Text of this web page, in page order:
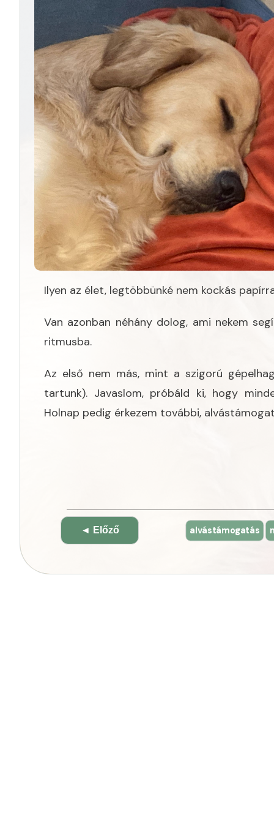
Ilyen az élet, legtöbbünké nem kockás
Van azonban néhány dolog, ami nekem
ritmusba.
Az első nem más, mint a szigorú
tartunk). Javaslom, próbáld ki, hogy
Holnap pedig érkezem további,
Bejegyzés
navigáció
◄ Előző alvástámogatás